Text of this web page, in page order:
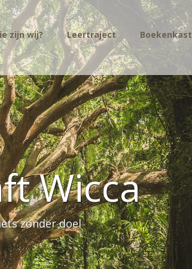
zijn wij? Leertraject Boekenkast
Wicca
zonder doel